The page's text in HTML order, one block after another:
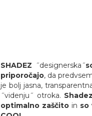
SHADEZ ˝designerska˝
priporočajo, da
je bolj jasna,
˝videnju˝ otroka.
optimalno zaščitoin so